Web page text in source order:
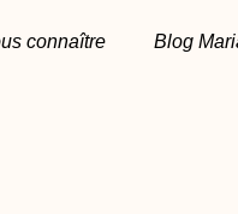
connaître Blog